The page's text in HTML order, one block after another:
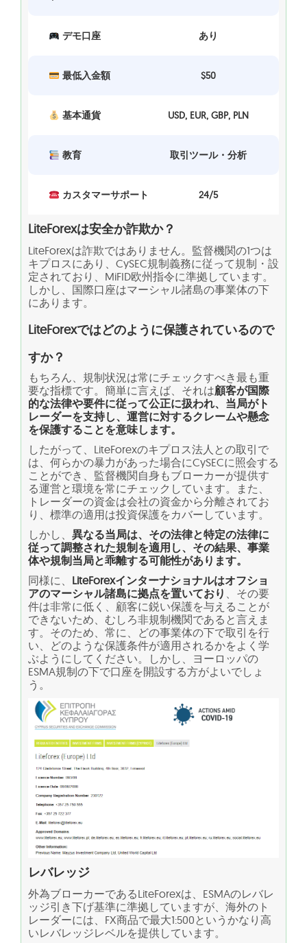
デモ口座 あり
最低入金額 $50
基本通貨 USD, EUR, GBP, PLN
教育 取引ツール・分析
カスタマーサポート 24/5
LiteForexは安全か詐欺か？
LiteForexは詐欺ではありません。監督機関の1つは
キプロスにあり、CySEC規制義務に従って規制・設
定されており、MiFID欧州指令に準拠しています。
しかし、国際口座はマーシャル諸島の事業体の下
にあります。
LiteForexではどのように保護されているので
すか？
もちろん、規制状況は常にチェックすべき最も重
要な指標です。簡単に言えば、それは顧客が国際
的な法律や要件に従って公正に扱われ、当局がト
レーダーを支持し、運営に対するクレームや懸念
を保護することを意味します。
したがって、LiteForexのキプロス法人との取引で
は、何らかの暴力があった場合にCySECに照会する
ことができ、監督機関自身もブローカーが提供す
る運営と環境を常にチェックしています。また、
トレーダーの資金は会社の資金から分離されてお
り、標準の適用は投資保護をカバーしています。
しかし、 異なる当局は、その法律と特定の法律に
従って調整された規制を適用し、その結果、事業
体や規制当局と乖離する可能性があります。
同様に、 LiteForexインターナショナルはオフショ
アのマーシャル諸島に拠点を置いており 、その要
件は非常に低く、顧客に鋭い保護を与えることが
できないため、むしろ非規制機関であると言えま
す。そのため、常に、どの事業体の下で取引を行
い、どのような保護条件が適用されるかをよく学
ぶようにしてください。しかし、ヨーロッパの
ESMA規制の下で口座を開設する方がよいでしょ
う。
レバレッジ
外為ブローカーであるLiteForexは、ESMAのレバレ
ッジ引き下げ基準に準拠していますが、海外のト
レーダーには、FX商品で最大1:500というかなり高
いレバレッジレベルを提供しています。